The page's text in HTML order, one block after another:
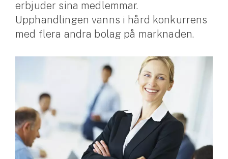
Motorcykel
Mc-försäkring
Båtförsäkring
Märkesförsäkringar
Vattenskoterförsäkring
erbjuder sina medlemmar.
Upphandlingen vanns i hård konkurrens
med flera andra bolag på marknaden.